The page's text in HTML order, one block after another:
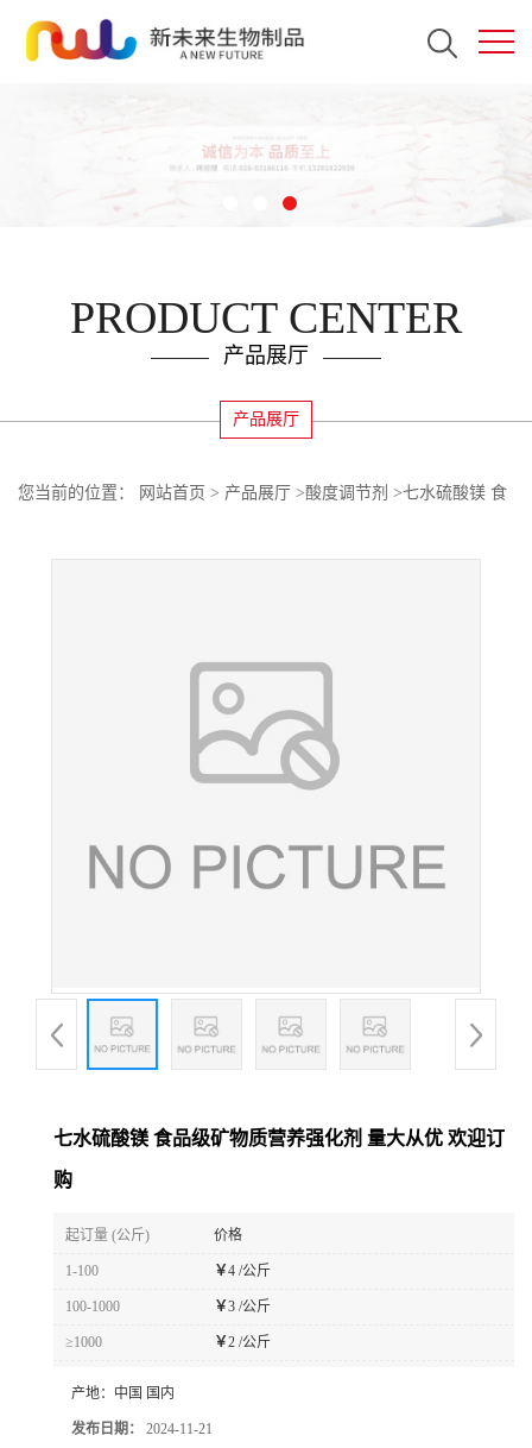
PRODUCT CENTER
产品展厅
产品展厅
您当前的位置： 网站首页 > 产品展厅 >酸度调节剂 >七水硫酸镁 食
七水硫酸镁 食品级矿物质营养强化剂 量大从优 欢迎订
购
起订量 (公斤) 价格
1-100 ￥4 /公斤
100-1000 ￥3 /公斤
≥1000 ￥2 /公斤
产地： 中国 国内
发布日期： 2024-11-21